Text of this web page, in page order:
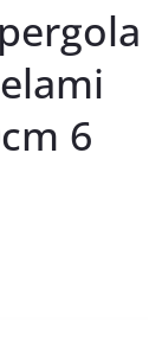
6